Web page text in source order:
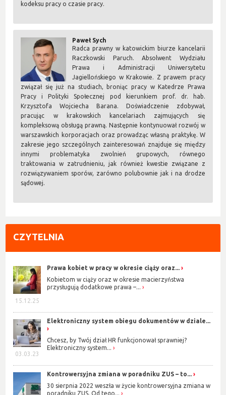
kodeksu pracy o czasie pracy.
Paweł Sych
Radca prawny w katowickim biurze kancelarii
Raczkowski Paruch. Absolwent Wydziału
Prawa i Administracji Uniwersytetu
Jagiellońskiego w Krakowie. Z prawem pracy
związał się już na studiach, broniąc pracy w Katedrze Prawa
Pracy i Polityki Społecznej pod kierunkiem prof. dr. hab.
Krzysztofa Wojciecha Barana. Doświadczenie zdobywał,
pracując w krakowskich kancelariach zajmujących się
kompleksową obsługą prawną. Następnie kontynuował rozwój w
warszawskich korporacjach oraz prowadząc własną praktykę. W
zakresie jego szczególnych zainteresowań znajduje się między
innymi problematyka zwolnień grupowych, równego
traktowania w zatrudnieniu, jak również kwestie związane z
rozwiązywaniem sporów, zarówno polubownie jak i na drodze
sądowej.
CZYTELNIA
15.12.25
Prawa kobiet w pracy w okresie ciąży oraz...
Kobietom w ciąży oraz w okresie macierzyństwa
przysługują dodatkowe prawa –...
03.03.23
Elektroniczny system obiegu dokumentów w dziale...
Chcesz, by Twój dział HR funkcjonował sprawniej?
Elektroniczny system...
Kontrowersyjna zmiana w poradniku ZUS – to...
30 sierpnia 2022 weszła w życie kontrowersyjna zmiana w
poradniku ZUS. Od tego...